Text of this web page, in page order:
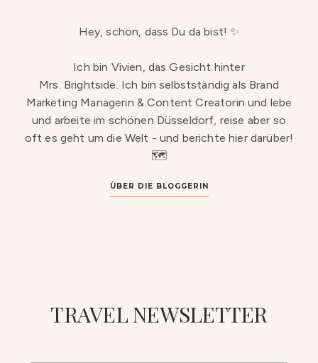
Hey, schön, dass Du da bist! ✨
Ich bin Vivien, das Gesicht hinter
Mrs. Brightside. Ich bin selbstständig als Brand
Marketing Managerin & Content Creatorin und lebe
und arbeite im schönen Düsseldorf, reise aber so
oft es geht um die Welt - und berichte hier darüber!
🗺️
ÜBER DIE BLOGGERIN
TRAVEL NEWSLETTER